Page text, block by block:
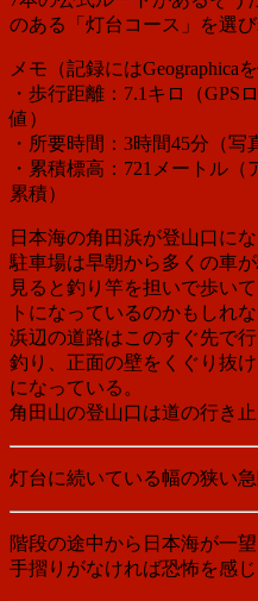
のある「灯台コース」を選び
メモ（記録にはGeographica
・歩行距離：7.1キロ（GPS
値）
・所要時間：3時間45分（写
・累積標高：721メートル
累積）
日本海の角田浜が登山口にな
駐車場は早朝から多くの車が
見ると釣り竿を担いで歩い
トになっているのかもしれな
浜辺の道路はこのすぐ先で
釣り、正面の壁をくぐり抜
になっている。
角田山の登山口は道の行き
灯台に続いている幅の狭い急
階段の途中から日本海が一望
手摺りがなければ恐怖を感じ